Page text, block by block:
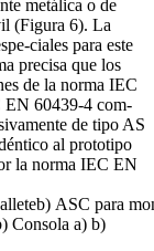
metálica o de
(Figura 6). La
ciales para este
precisa que los
de la norma IEC
EN 60439-4 com-
de tipo AS
al prototipo
la norma IEC EN
ASC para
Consola a) b)